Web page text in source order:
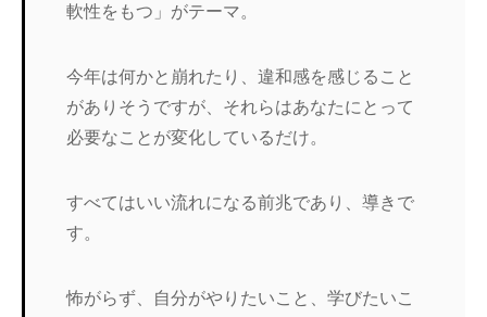
軟性をもつ」がテーマ。
今年は何かと崩れたり、違和感を感じること
がありそうですが、それらはあなたにとって
必要なことが変化しているだけ。
すべてはいい流れになる前兆であり、導きで
す。
怖がらず、自分がやりたいこと、学びたいこ